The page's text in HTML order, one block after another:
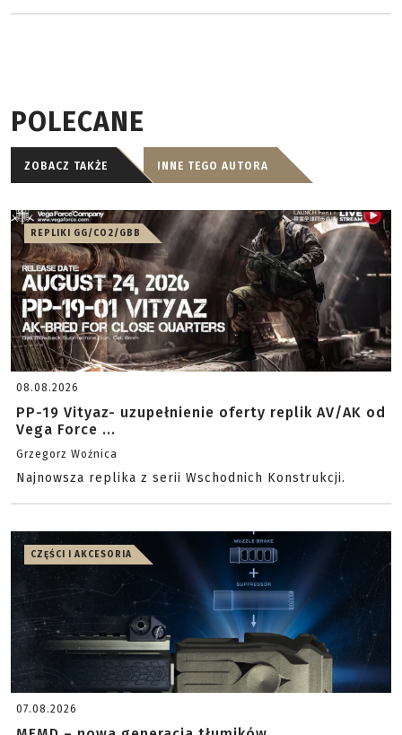
POLECANE
ZOBACZ TAKŻE INNE TEGO AUTORA
REPLIKI GG/CO2/GBB
08.08.2026
PP-19 Vityaz- uzupełnienie oferty replik AV/AK od
Vega Force ...
Grzegorz Woźnica
Najnowsza replika z serii Wschodnich Konstrukcji.
CZĘŚCI I AKCESORIA
07.08.2026